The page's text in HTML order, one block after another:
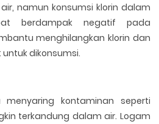
namun konsumsi klorin dalam
berdampak negatif pada
menghilangkan klorin dan
dikonsumsi.
kontaminan seperti
terkandung dalam air. Logam